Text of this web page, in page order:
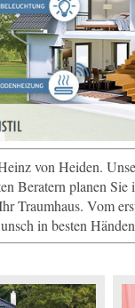
von Heiden.
Beratern planen
Traumhaus. Vom
in besten